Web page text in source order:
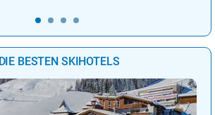
DIE BESTEN SKIHOTELS